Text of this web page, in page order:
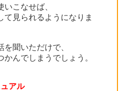
こなせば、
て見られるようになりま
聞いただけで、
んでしまうでしょう。
アル